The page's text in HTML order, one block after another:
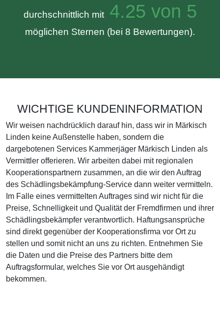
durchschnittlich mit4.25 von 5
möglichen Sternen (bei 8 Bewertungen).
WICHTIGE KUNDENINFORMATION
Wir weisen nachdrücklich darauf hin, dass wir in Märkisch
Linden keine Außenstelle haben, sondern die
dargebotenen Services Kammerjäger Märkisch Linden als
Vermittler offerieren. Wir arbeiten dabei mit regionalen
Kooperationspartnern zusammen, an die wir den Auftrag
des Schädlingsbekämpfung-Service dann weiter vermitteln.
Im Falle eines vermittelten Auftrages sind wir nicht für die
Preise, Schnelligkeit und Qualität der Fremdfirmen und ihrer
Schädlingsbekämpfer verantwortlich. Haftungsansprüche
sind direkt gegenüber der Kooperationsfirma vor Ort zu
stellen und somit nicht an uns zu richten. Entnehmen Sie
die Daten und die Preise des Partners bitte dem
Auftragsformular, welches Sie vor Ort ausgehändigt
bekommen.